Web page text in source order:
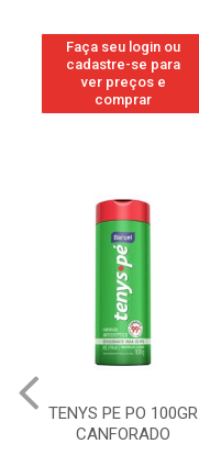
Faça seu login ou
cadastre-se para
ver preços e
comprar
TENYS PE PO 100GR
CANFORADO